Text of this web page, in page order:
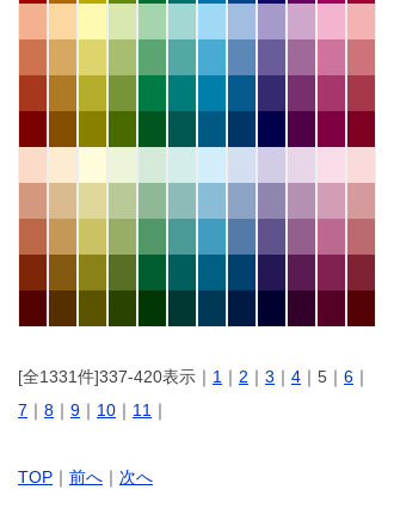
[全1331件]337-420表示｜ 1 ｜ 2 ｜ 3 ｜ 4 ｜5｜ 6 ｜
7 ｜ 8 ｜ 9 ｜ 10 ｜ 11 ｜
TOP ｜ 前へ ｜ 次へ